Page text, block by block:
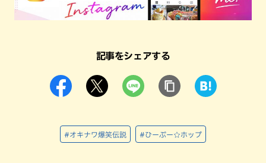
記事をシェアする
#オキナワ爆笑伝説 #ひーぷー☆ホップ